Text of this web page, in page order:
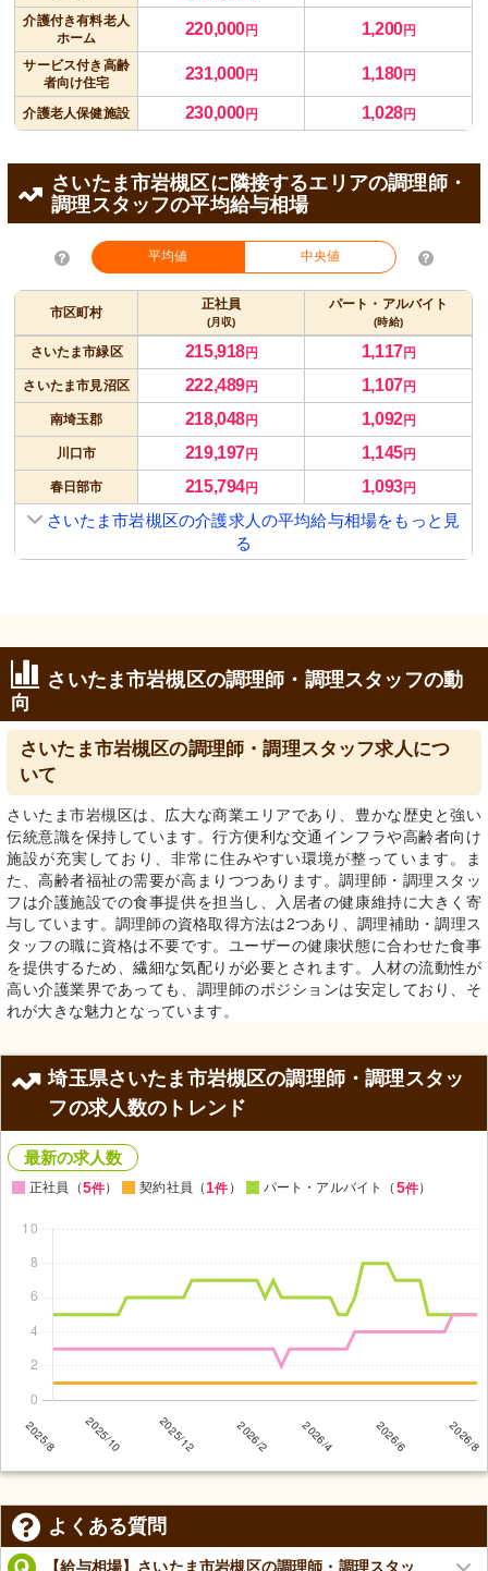
介護付き有料老人
ホーム
220,000円 1,200円
サービス付き高齢
者向け住宅
231,000円 1,180円
介護老人保健施設 230,000円 1,028円
さいたま市岩槻区に隣接するエリアの調理師・
調理スタッフの平均給与相場
平均値 中央値
市区町村
正社員
(月収)
パート・アルバイト
(時給)
さいたま市緑区 215,918円 1,117円
さいたま市見沼区 222,489円 1,107円
南埼玉郡 218,048円 1,092円
川口市 219,197円 1,145円
春日部市 215,794円 1,093円
さいたま市岩槻区の介護求人の平均給与相場をもっと見
る
さいたま市岩槻区の調理師・調理スタッフの動
向
さいたま市岩槻区の調理師・調理スタッフ求人につ
いて
さいたま市岩槻区は、広大な商業エリアであり、豊かな歴史と強い
伝統意識を保持しています。行方便利な交通インフラや高齢者向け
施設が充実しており、非常に住みやすい環境が整っています。ま
た、高齢者福祉の需要が高まりつつあります。調理師・調理スタッ
フは介護施設での食事提供を担当し、入居者の健康維持に大きく寄
与しています。調理師の資格取得方法は2つあり、調理補助・調理ス
タッフの職に資格は不要です。ユーザーの健康状態に合わせた食事
を提供するため、繊細な気配りが必要とされます。人材の流動性が
高い介護業界であっても、調理師のポジションは安定しており、そ
れが大きな魅力となっています。
埼玉県さいたま市岩槻区の調理師・調理スタッ
フの求人数のトレンド
最新の求人数
正社員（5件） 契約社員（ 1件 ） パート・アルバイト（ 5件）
よくある質問
【給与相場】さいたま市岩槻区の調理師・調理スタッ